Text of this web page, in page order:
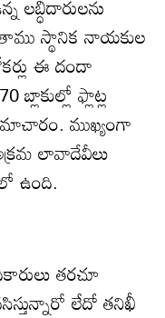
లబ్ధిదారులను
తాము స్థానిక నాయకుల
ఈ దందా
బ్లాకుల్లో ఫ్లాట్ల
సమాచారం. ముఖ్యంగా
లావాదేవీలు
ఉంది.
తరచూ
లేదో తనిఖీ